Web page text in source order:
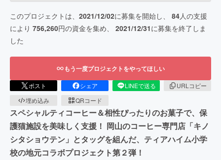
このプロジェクトは、 2021/12/02に募集を開始し、 84人の支援
により 756,260円の資金を集め、 2021/12/31に募集を終了しま
した
もう一度プロジェクトをやってほしい
ポスト シェア LINEで送る
URLコピー
埋め込み
QRコード
スペシャルティコーヒー＆相性ぴったりのお菓子で、保
護猫施設を美味しく支援！ 岡山のコーヒー専門店「キノ
シタショウテン」とタッグを組んだ、ティアハイム小学
校の地元コラボプロジェクト第２弾！